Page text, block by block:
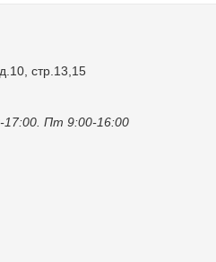
стр.13,15
Пт 9:00-16:00